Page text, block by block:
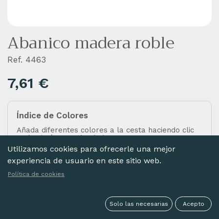
Abanico madera roble
Índice de Colores
Añada diferentes colores a la cesta haciendo clic
en las imágenes de abajo.
Ref. 4463
7,61 €
Utilizamos cookies para ofrecerle una mejor
experiencia de usuario en este sitio web.
Política de cookies
Solo las necesarias Acepto